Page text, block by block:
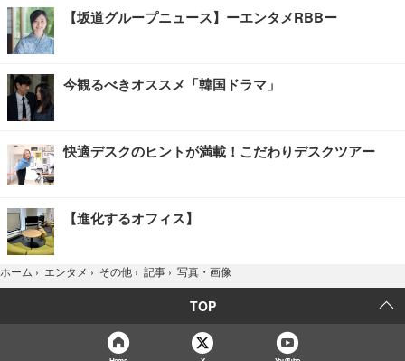
【坂道グループニュース】ーエンタメRBBー
今観るべきオススメ「韓国ドラマ」
快適デスクのヒントが満載！こだわりデスクツアー
【進化するオフィス】
ホーム › エンタメ › その他 › 記事 › 写真・画像
TOP